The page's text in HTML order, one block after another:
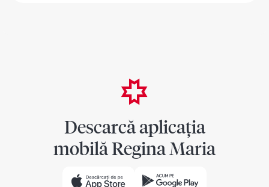
Descarcă aplicația
mobilă Regina Maria